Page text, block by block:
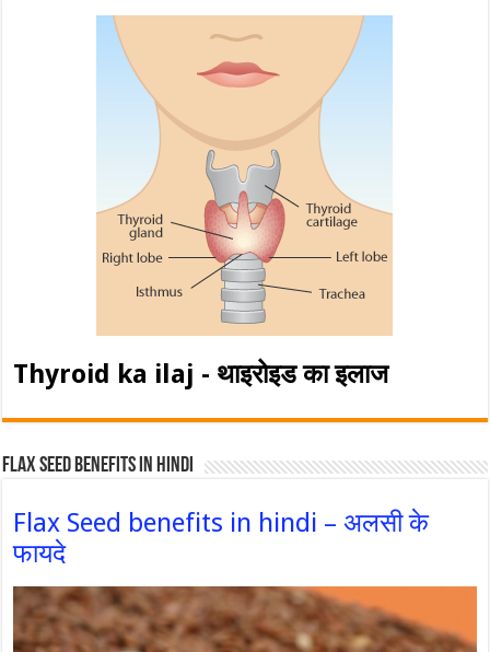
Thyroid ka ilaj - थाइरोइड का इलाज
Flax Seed Benefits in hindi
Flax Seed benefits in hindi – अलसी के
फायदे